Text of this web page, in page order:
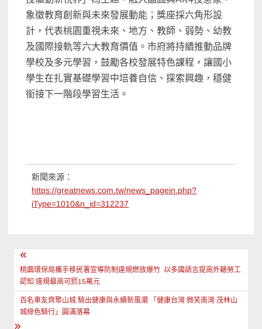
象徵教育創新與未來發展動能；獎座採六角形設
計，代表桃園重視未來、地方、教師、弱勢、幼教
及國際接軌等六大教育價值。市府將持續推動品牌
學校及多元學習，鼓勵各校發展特色課程，讓國小
學生在扎實基礎學習中培養自信、探索興趣，穩健
銜接下一階段學習生活。
新聞來源：
https://greatnews.com.tw/news_pagein.php?
iType=1010&n_id=312237
文
章
導
覽
桃園環保局攜手移民署宣導防制違規燃放爆竹 以多國語言提高外籍勞工
認知 違規最高可罰15萬元
百名車友齊聚山城 騎出健康與永續新風潮 「健康台灣 微笑南灣 茂林山
城綠色騎行」圓滿落幕